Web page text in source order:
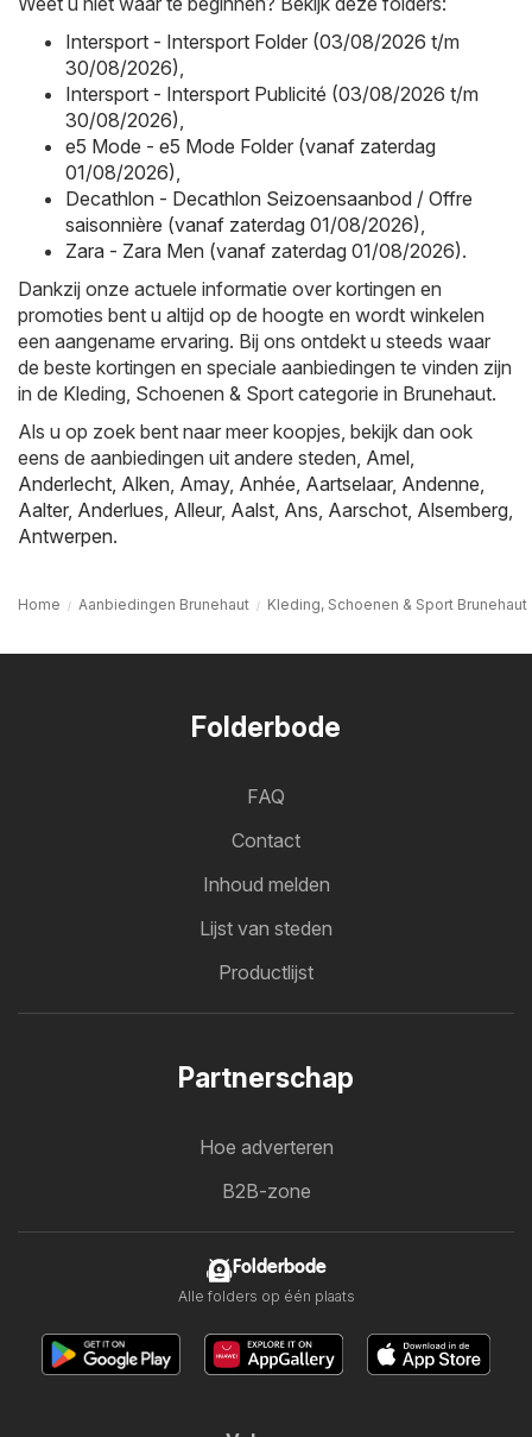
Intersport - Intersport Folder (03/08/2026 t/m
30/08/2026),
Intersport - Intersport Publicité (03/08/2026 t/m
30/08/2026),
e5 Mode - e5 Mode Folder (vanaf zaterdag
01/08/2026),
Decathlon - Decathlon Seizoensaanbod / Offre
saisonnière (vanaf zaterdag 01/08/2026),
Zara - Zara Men (vanaf zaterdag 01/08/2026).
Dankzij onze actuele informatie over kortingen en
promoties bent u altijd op de hoogte en wordt winkelen
een aangename ervaring. Bij ons ontdekt u steeds waar
de beste kortingen en speciale aanbiedingen te vinden zijn
in de Kleding, Schoenen & Sport categorie in Brunehaut.
Als u op zoek bent naar meer koopjes, bekijk dan ook
eens de aanbiedingen uit andere steden, Amel,
Anderlecht, Alken, Amay, Anhée, Aartselaar, Andenne,
Aalter, Anderlues, Alleur, Aalst, Ans, Aarschot, Alsemberg,
Antwerpen.
Home Aanbiedingen Brunehaut Kleding, Schoenen & Sport Brunehaut
Folderbode
FAQ
Contact
Inhoud melden
Lijst van steden
Productlijst
Partnerschap
Hoe adverteren
B2B-zone
Folderbode
Alle folders op één plaats